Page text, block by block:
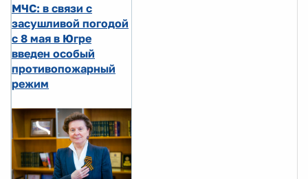
МЧС: в связи с
засушливой погодой
с 8 мая в Югре
введен особый
противопожарный
режим